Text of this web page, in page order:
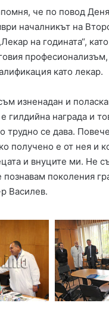
че по повод
началникът на
на годината“,
професионализъм,
като лекар.
изненадан и
гилдийна награда и
трудно се дава.
получено е от нея и
и внуците ми. Не
познавам поколения
Василев.